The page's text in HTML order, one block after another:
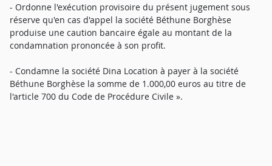
- Ordonne l'exécution provisoire du présent jugement sous
réserve qu'en cas d'appel la société Béthune Borghèse
produise une caution bancaire égale au montant de la
condamnation prononcée à son profit.
- Condamne la société Dina Location à payer à la société
Béthune Borghèse la somme de 1.000,00 euros au titre de
l'article 700 du Code de Procédure Civile ».